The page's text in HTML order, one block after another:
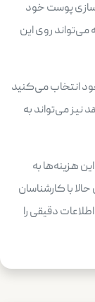
پوست خود
روی این
انتخاب می‌کنید
نیز می‌تواند به
هزینه‌ها به
با کارشناسان
دقیقی را